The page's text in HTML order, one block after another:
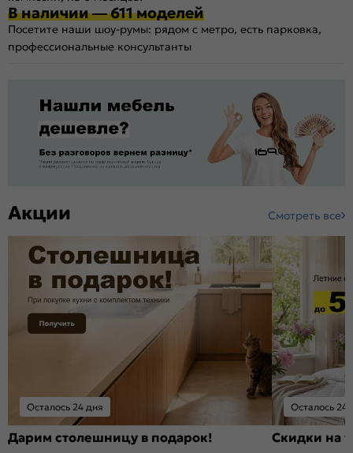
В наличии — 611 моделей
Посетите наши шоу-румы: рядом с метро, есть парковка,
профессиональные консультанты
Акции Смотреть все
Осталось 24 дня
Дарим столешницу в подарок!
Осталось 24
Скидки на